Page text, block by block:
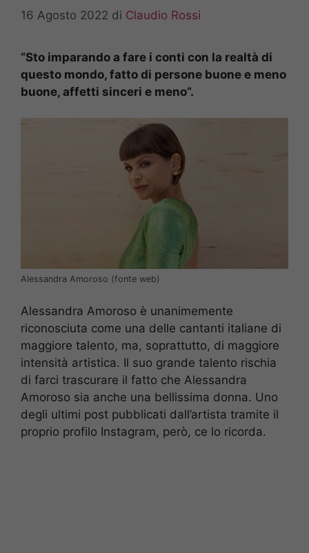
16 Agosto 2022 di Claudio Rossi
“Sto imparando a fare i conti con la realtà di
questo mondo, fatto di persone buone e meno
buone, affetti sinceri e meno”.
Alessandra Amoroso (fonte web)
Alessandra Amoroso è unanimemente
riconosciuta come una delle cantanti italiane di
maggiore talento, ma, soprattutto, di maggiore
intensità artistica. Il suo grande talento rischia
di farci trascurare il fatto che Alessandra
Amoroso sia anche una bellissima donna. Uno
degli ultimi post pubblicati dall’artista tramite il
proprio profilo Instagram, però, ce lo ricorda.